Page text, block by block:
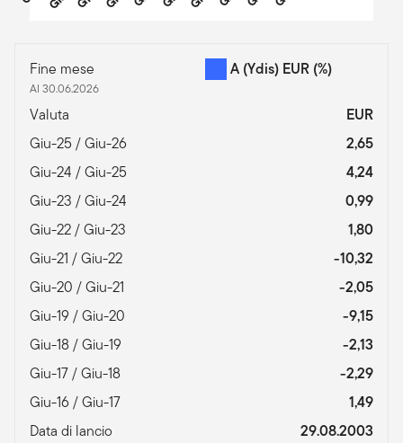
Fine mese
Al 30.06.2026
A (Ydis) EUR (%)
Valuta
EUR
Giu-25 / Giu-26
2,65
Giu-24 / Giu-25
4,24
Giu-23 / Giu-24
0,99
Giu-22 / Giu-23
1,80
Giu-21 / Giu-22
-10,32
Giu-20 / Giu-21
-2,05
Giu-19 / Giu-20
-9,15
Giu-18 / Giu-19
-2,13
Giu-17 / Giu-18
-2,29
Giu-16 / Giu-17
1,49
Data di lancio
29.08.2003